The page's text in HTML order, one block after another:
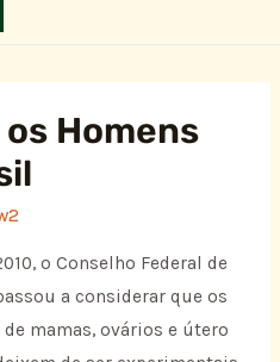
Homens
o Conselho Federal de
a considerar que os
mamas, ovários e útero